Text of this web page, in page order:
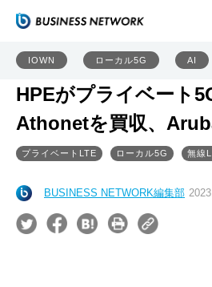
IOWN ローカル5G AI
HPEがプライベート
Athonetを買収、
プライベートLTE ローカル5G 無線
BUSINESS NETWORK編集部